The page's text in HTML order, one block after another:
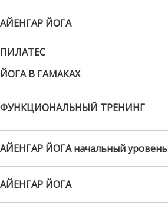
АЙЕНГАР ЙОГА
ПИЛАТЕС
ЙОГА В ГАМАКАХ
ФУНКЦИОНАЛЬНЫЙ ТРЕНИНГ
АЙЕНГАР ЙОГА начальный уровень
АЙЕНГАР ЙОГА